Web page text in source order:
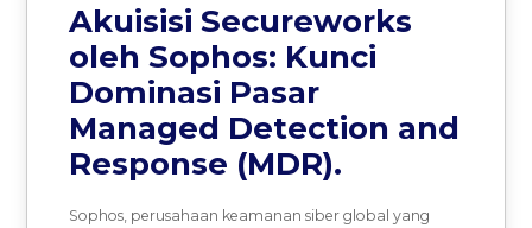
Akuisisi Secureworks
oleh Sophos: Kunci
Dominasi Pasar
Managed Detection and
Response (MDR).
Sophos, perusahaan keamanan siber global yang